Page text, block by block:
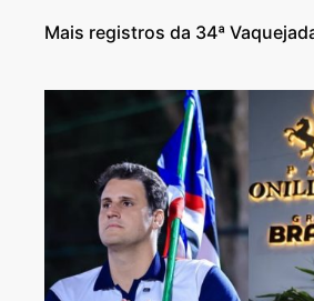
Mais registros da 34ª